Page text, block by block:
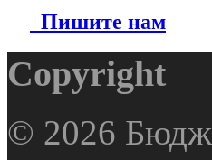
Пишите нам
Copyright
© 2026